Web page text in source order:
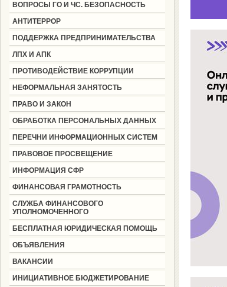
ВОПРОСЫ ГО И ЧС. БЕЗОПАСНОСТЬ
АНТИТЕРРОР
ПОДДЕРЖКА ПРЕДПРИНИМАТЕЛЬСТВА
ЛПХ И АПК
ПРОТИВОДЕЙСТВИЕ КОРРУПЦИИ
НЕФОРМАЛЬНАЯ ЗАНЯТОСТЬ
ПРАВО И ЗАКОН
ОБРАБОТКА ПЕРСОНАЛЬНЫХ ДАННЫХ
ПЕРЕЧНИ ИНФОРМАЦИОННЫХ СИСТЕМ
ПРАВОВОЕ ПРОСВЕЩЕНИЕ
ИНФОРМАЦИЯ СФР
ФИНАНСОВАЯ ГРАМОТНОСТЬ
СЛУЖБА ФИНАНСОВОГО
УПОЛНОМОЧЕННОГО
БЕСПЛАТНАЯ ЮРИДИЧЕСКАЯ ПОМОЩЬ
ОБЪЯВЛЕНИЯ
ВАКАНСИИ
ИНИЦИАТИВНОЕ БЮДЖЕТИРОВАНИЕ